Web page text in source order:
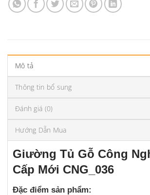
Mô tả
Thông tin bổ sung
Đánh giá (0)
Hướng Dẫn Mua
Giường Tủ Gỗ Công
Cấp Mới CNG_036
Đặc điểm sản phẩm: